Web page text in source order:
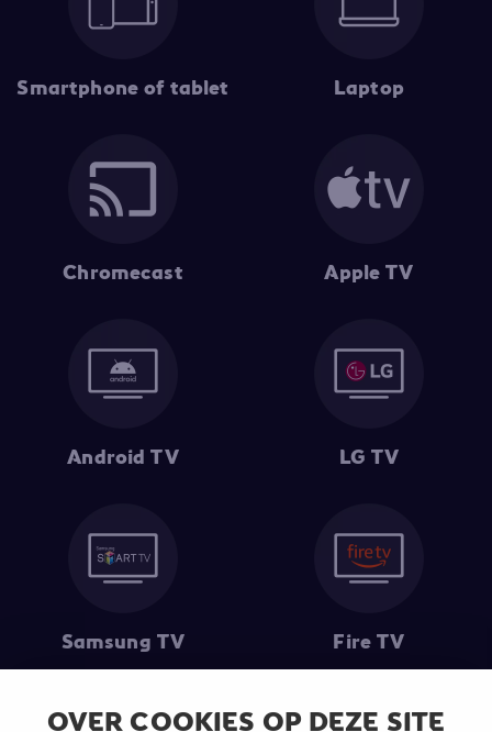
OVER COOKIES OP DEZE SITE
Smartphone of tablet Laptop
Chromecast Apple TV
Android TV LG TV
Samsung TV Fire TV